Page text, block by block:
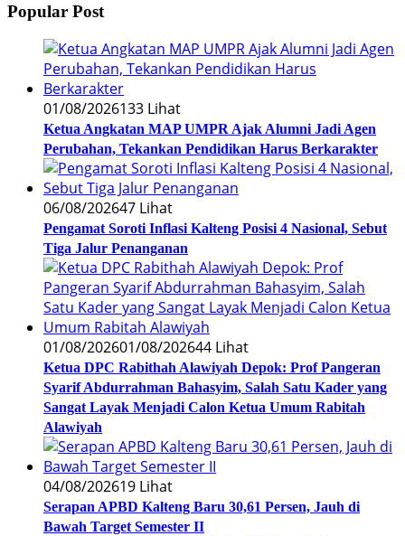
Popular Post
01/08/2026133 Lihat
Ketua Angkatan MAP UMPR Ajak Alumni Jadi Agen
Perubahan, Tekankan Pendidikan Harus Berkarakter
06/08/202647 Lihat
Pengamat Soroti Inflasi Kalteng Posisi 4 Nasional, Sebut
Tiga Jalur Penanganan
01/08/202601/08/202644 Lihat
Ketua DPC Rabithah Alawiyah Depok: Prof Pangeran
Syarif Abdurrahman Bahasyim, Salah Satu Kader yang
Sangat Layak Menjadi Calon Ketua Umum Rabitah
Alawiyah
04/08/202619 Lihat
Serapan APBD Kalteng Baru 30,61 Persen, Jauh di
Bawah Target Semester II